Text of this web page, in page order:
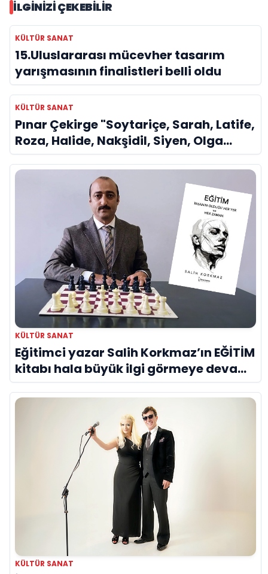
İLGINIZI ÇEKEBILIR
KÜLTÜR SANAT
15.Uluslararası mücevher tasarım
yarışmasının finalistleri belli oldu
KÜLTÜR SANAT
Pınar Çekirge "Soytariçe, Sarah, Latife,
Roza, Halide, Nakşidil, Siyen, Olga
kısaca Dilek Türker veya La Divina..."
KÜLTÜR SANAT
Eğitimci yazar Salih Korkmaz’ın EĞİTİM
kitabı hala büyük ilgi görmeye devam
ediyor
KÜLTÜR SANAT